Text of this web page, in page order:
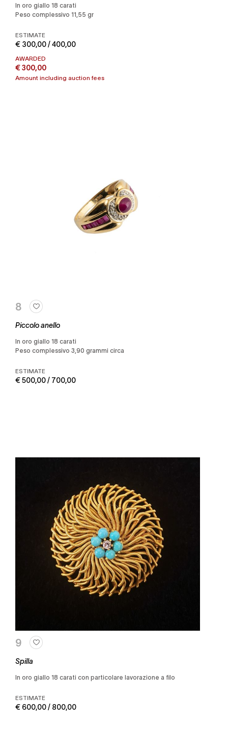
in oro giallo 18 carati
Peso complessivo 11,55 gr
ESTIMATE
€ 300,00 / 400,00
AWARDED
€ 300,00
Amount including auction fees
8
Piccolo anello
in oro giallo 18 carati
Peso complessivo 3,90 grammi circa
ESTIMATE
€ 500,00 / 700,00
9
Spilla
in oro giallo 18 carati con particolare lavorazione a filo
ESTIMATE
€ 600,00 / 800,00